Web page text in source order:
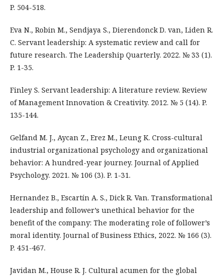
P. 504-518.
Eva N., Robin M., Sendjaya S., Dierendonck D. van, Liden R.
C. Servant leadership: A systematic review and call for
future research. The Leadership Quarterly. 2022. № 33 (1).
P. 1-35.
Finley S. Servant leadership: A literature review. Review
of Management Innovation & Creativity. 2012. № 5 (14). P.
135-144.
Gelfand M. J., Aycan Z., Erez M., Leung K. Cross-cultural
industrial organizational psychology and organizational
behavior: A hundred-year journey. Journal of Applied
Psychology. 2021. № 106 (3). P. 1-31.
Hernandez B., Escartín A. S., Dick R. Van. Transformational
leadership and follower’s unethical behavior for the
benefit of the company: The moderating role of follower’s
moral identity. Journal of Business Ethics, 2022. № 166 (3).
P. 451-467.
Javidan M., House R. J. Cultural acumen for the global